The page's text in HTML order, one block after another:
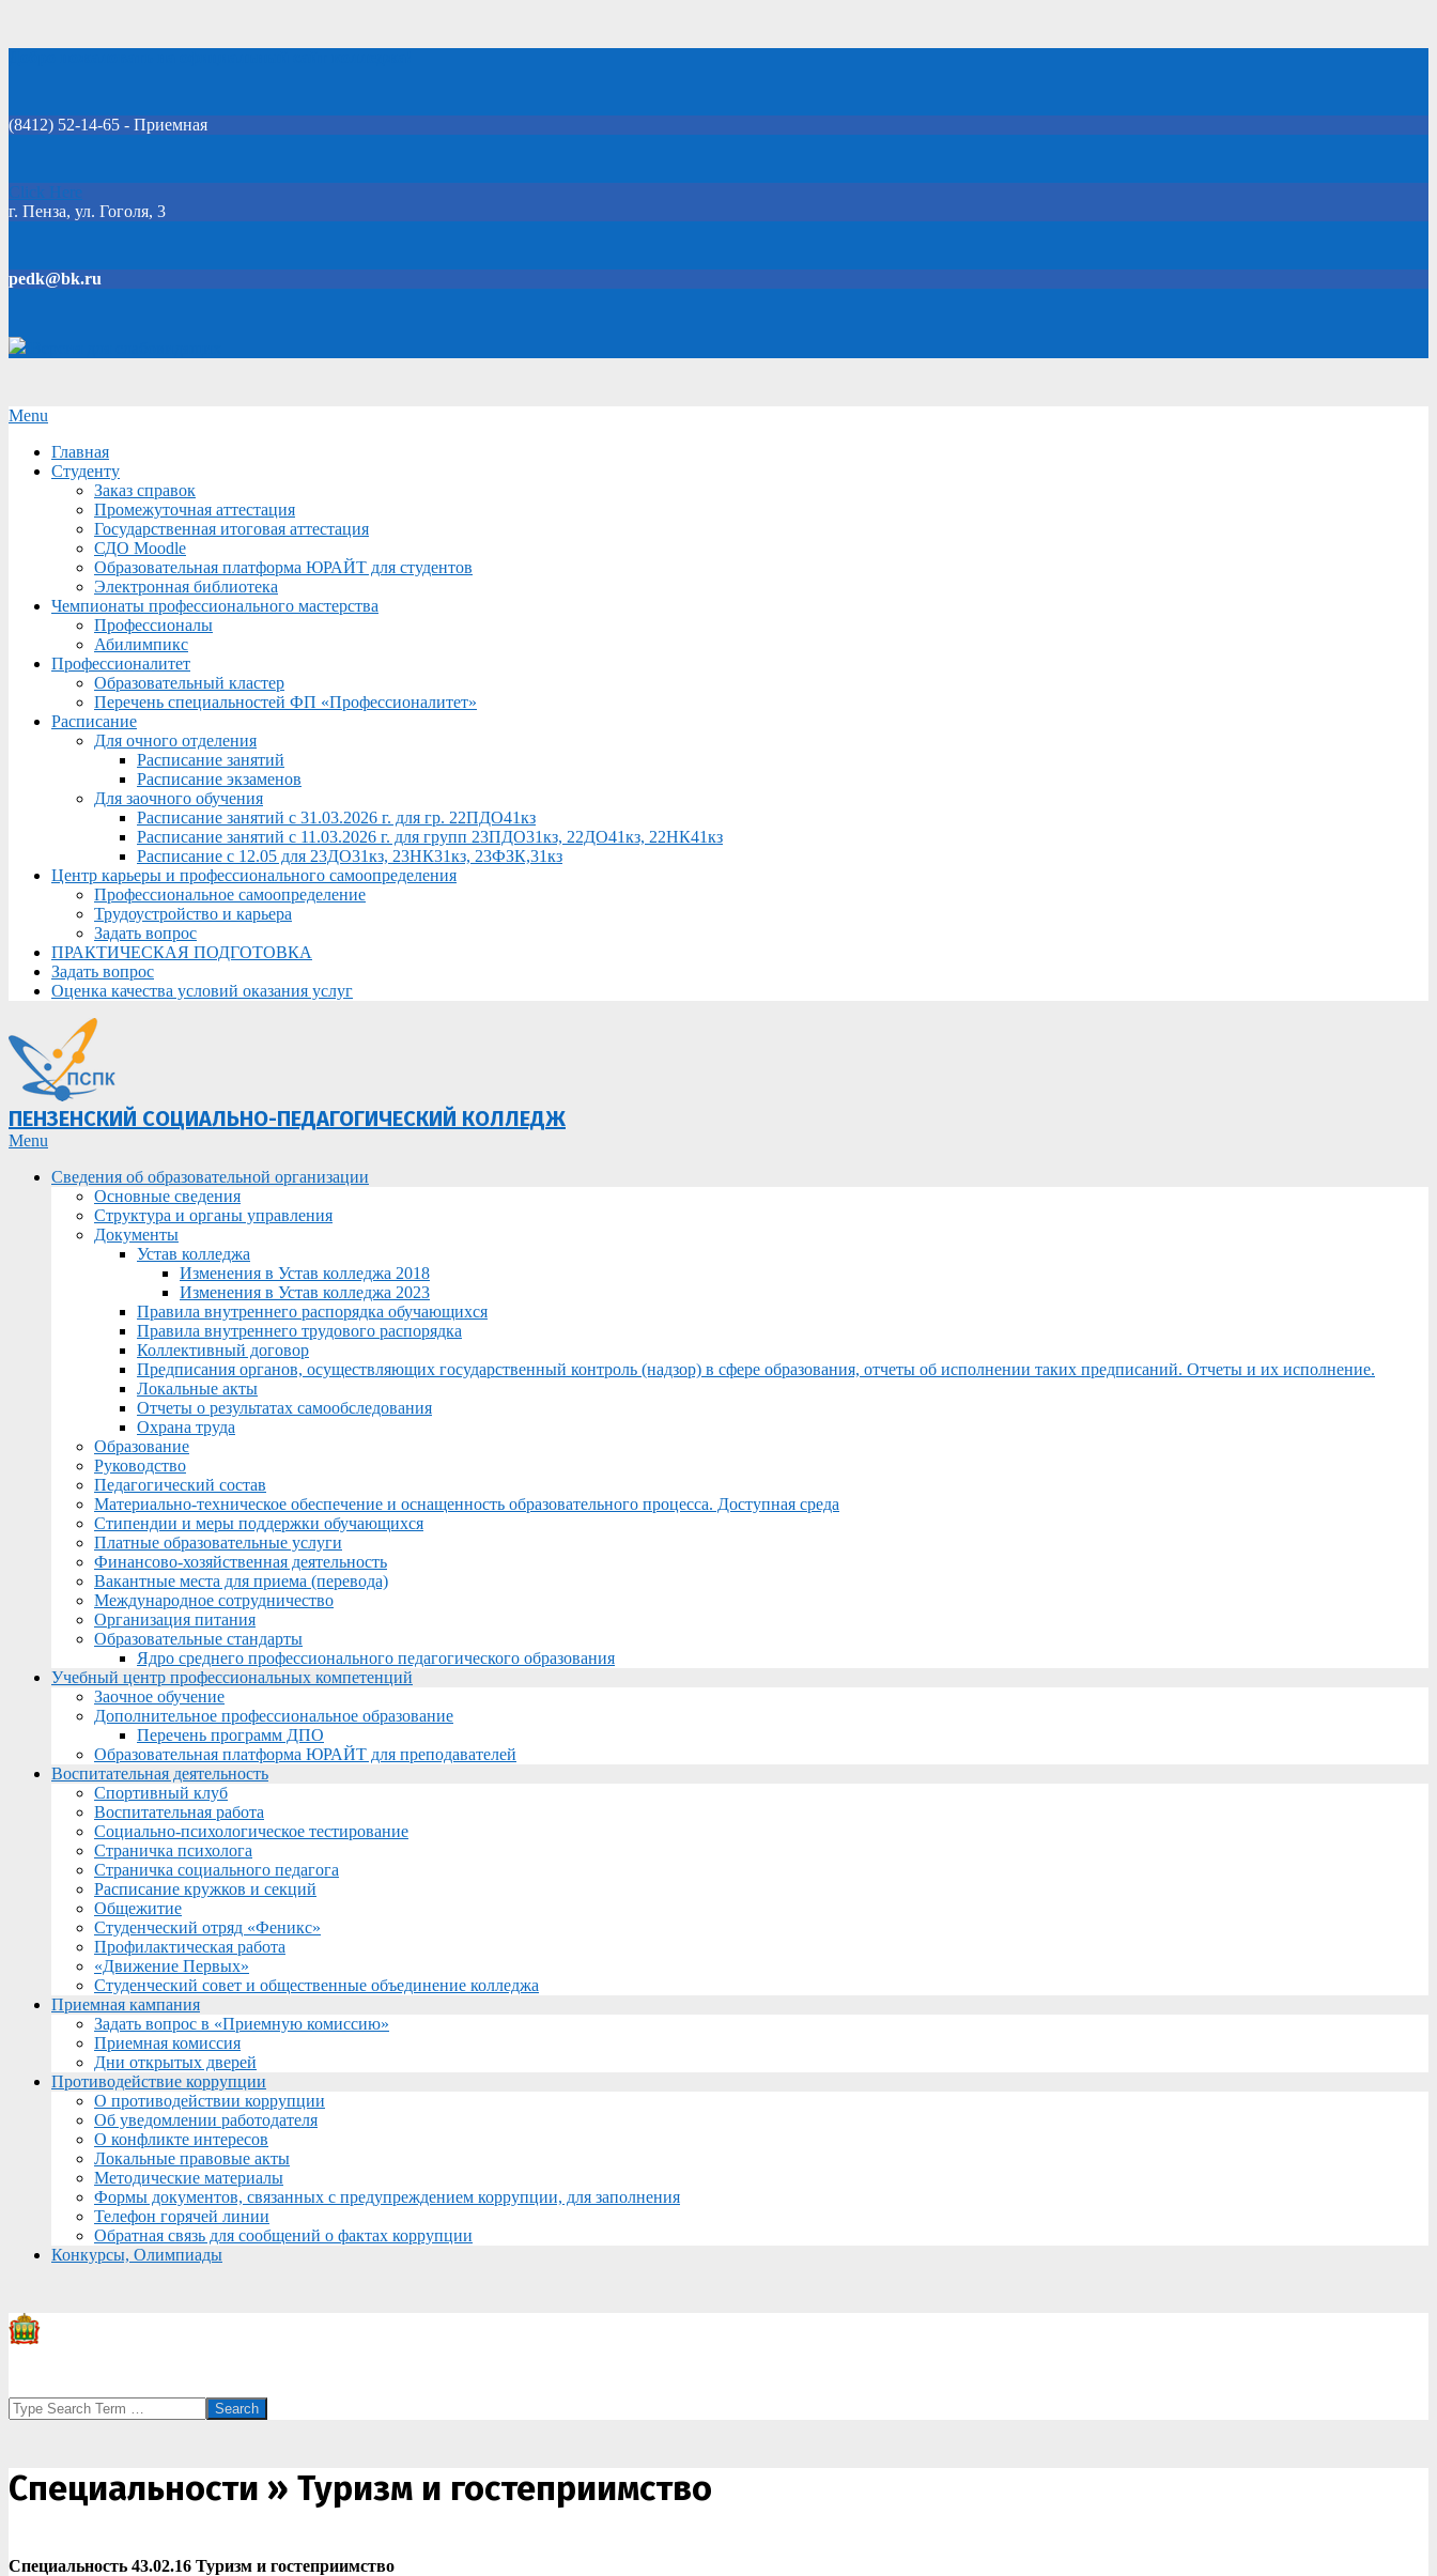
(8412) 52-14-65 - Приемная
Click Here
г. Пенза, ул. Гоголя, 3
pedk@bk.ru
Secondary
Menu
Menu
Главная
Студенту
Заказ справок
Промежуточная аттестация
Государственная итоговая аттестация
СДО Moodle
Образовательная платформа ЮРАЙТ для студентов
Электронная библиотека
Чемпионаты профессионального мастерства
Профессионалы
Абилимпикс
Профессионалитет
Образовательный кластер
Перечень специальностей ФП «Профессионалитет»
Расписание
Для очного отделения
Расписание занятий
Расписание экзаменов
Для заочного обучения
Расписание занятий с 31.03.2026 г. для гр. 22ПДО41кз
Расписание занятий с 11.03.2026 г. для групп 23ПДО31кз, 22ДО41кз, 22НК41кз
Расписание с 12.05 для 23ДО31кз, 23НК31кз, 23ФЗК,31кз
Центр карьеры и профессионального самоопределения
Профессиональное самоопределение
Трудоустройство и карьера
Задать вопрос
ПРАКТИЧЕСКАЯ ПОДГОТОВКА
Задать вопрос
Оценка качества условий оказания услуг
ПЕНЗЕНСКИЙ СОЦИАЛЬНО-ПЕДАГОГИЧЕСКИЙ КОЛЛЕДЖ
Primary
Menu
Menu
Сведения об образовательной организации
Основные сведения
Структура и органы управления
Документы
Устав колледжа
Изменения в Устав колледжа 2018
Изменения в Устав колледжа 2023
Правила внутреннего распорядка обучающихся
Правила внутреннего трудового распорядка
Коллективный договор
Предписания органов, осуществляющих государственный контроль (надзор) в сфере образования, отчеты об исполнении таких предписаний. Отчеты и их исполнение.
Локальные акты
Отчеты о результатах самообследования
Охрана труда
Образование
Руководство
Педагогический состав
Материально-техническое обеспечение и оснащенность образовательного процесса. Доступная среда
Стипендии и меры поддержки обучающихся
Платные образовательные услуги
Финансово-хозяйственная деятельность
Вакантные места для приема (перевода)
Международное сотрудничество
Организация питания
Образовательные стандарты
Ядро среднего профессионального педагогического образования
Учебный центр профессиональных компетенций
Заочное обучение
Дополнительное профессиональное образование
Перечень программ ДПО
Образовательная платформа ЮРАЙТ для преподавателей
Воспитательная деятельность
Спортивный клуб
Воспитательная работа
Социально-психологическое тестирование
Страничка психолога
Страничка социального педагога
Расписание кружков и секций
Общежитие
Студенческий отряд «Феникс»
Профилактическая работа
«Движение Первых»
Студенческий совет и общественные объединение колледжа
Приемная кампания
Задать вопрос в «Приемную комиссию»
Приемная комиссия
Дни открытых дверей
Противодействие коррупции
О противодействии коррупции
Об уведомлении работодателя
О конфликте интересов
Локальные правовые акты
Методические материалы
Формы документов, связанных с предупреждением коррупции, для заполнения
Телефон горячей линии
Обратная связь для сообщений о фактах коррупции
Конкурсы, Олимпиады
Search
Специальности » Туризм и гостеприимство
Специальность 43.02.16 Туризм и гостеприимство